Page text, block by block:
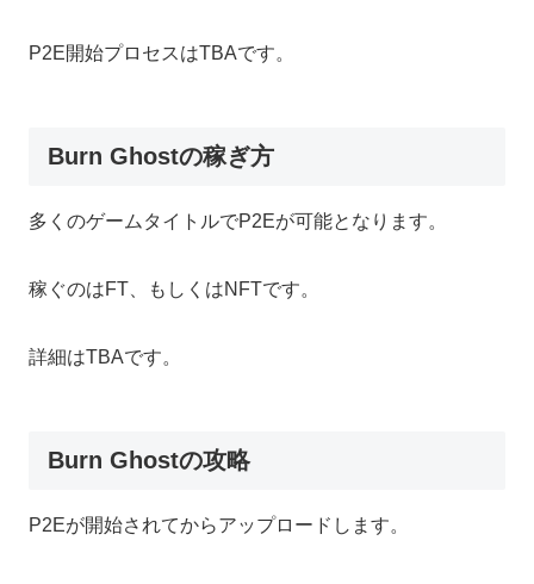
P2E開始プロセスはTBAです。
Burn Ghostの稼ぎ方
多くのゲームタイトルでP2Eが可能となります。
稼ぐのはFT、もしくはNFTです。
詳細はTBAです。
Burn Ghostの攻略
P2Eが開始されてからアップロードします。